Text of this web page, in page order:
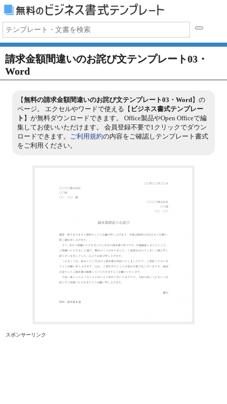
請求金額間違いのお詫び文テンプレート03・
Word
【無料の請求金額間違いのお詫び文テンプレート03・Word】の
ページ。 エクセルやワードで使える【 ビジネス書式テンプレー
ト 】が無料ダウンロードできます。 Office製品やOpen Officeで編
集してお使いいただけます。 会員登録不要で1クリックでダウン
ロードできます。 ご利用規約の内容をご確認しテンプレート書式
をご利用ください。
スポンサーリンク